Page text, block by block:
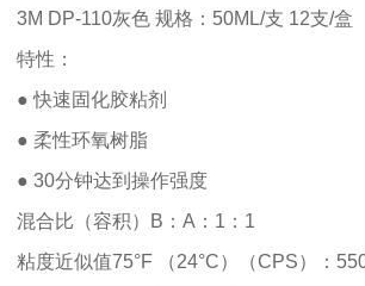
3M DP-110灰色 规格：50ML/支 12支/盒
特性：
● 快速固化胶粘剂
● 柔性环氧树脂
● 30分钟达到操作强度
混合比（容积）B：A：1：1
粘度近似值75°F （24°C）（CPS）：